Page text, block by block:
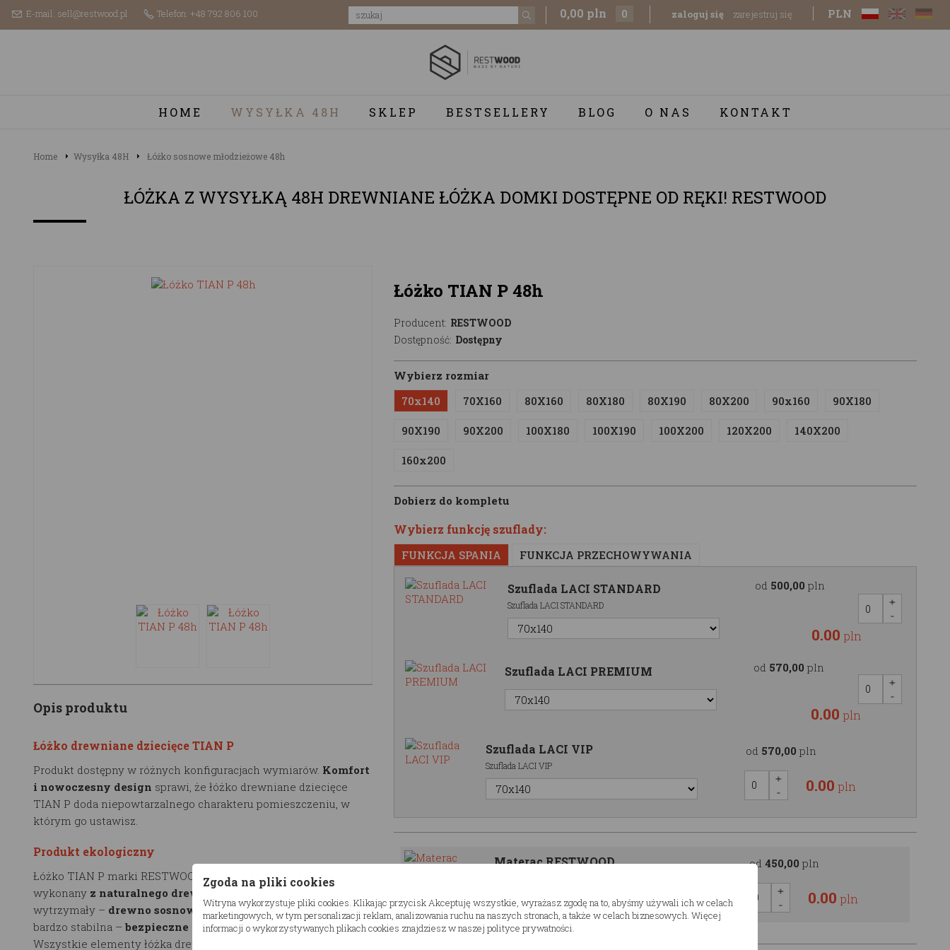
E-mail: sell@restwood.pl Telefon: +48 792 806 100 0,00 pln 0 zaloguj się zarejestruj się PLN
HOME WYSYŁKA 48H SKLEP BESTSELLERY BLOG O NAS KONTAKT
Home Wysyłka 48H Łóżko sosnowe młodzieżowe 48h
ŁÓŻKA Z WYSYŁKĄ 48H DREWNIANE ŁÓŻKA DOMKI DOSTĘPNE OD RĘKI! RESTWOOD
Opis produktu
Łóżko drewniane dziecięce TIAN P
Produkt dostępny w różnych konfiguracjach wymiarów. Komfort
i nowoczesny design sprawi, że łóżko drewniane dziecięce
TIAN P doda niepowtarzalnego charakteru pomieszczeniu, w
którym go ustawisz.
Produkt ekologiczny
Łóżko TIAN P marki RESTWOOD to ekologiczny produkt,
wykonany z naturalnego drewna. Użyty materiał jest bardzo
wytrzymały – drewno sosnowe, klejone.Konstrukcja jest
bardzo stabilna – bezpieczne obciążenie wynosi do 100 kg.
Wszystkie elementy łóżka drewnianego dziecięcego są
Łóżko TIAN P 48h
Producent: RESTWOOD
Dostępność: Dostępny
Wybierz rozmiar
70x140
70X160 80X160 80X180 80X190 80X200 90x160 90X180
90X190 90X200 100X180 100X190 100X200 120X200 140X200
160x200
Dobierz do kompletu
Wybierz funkcję szuflady:
FUNKCJA SPANIA FUNKCJA PRZECHOWYWANIA
Szuflada LACI STANDARD
Szuflada LACI STANDARD
od 500,00 pln
0.00 pln
Szuflada LACI PREMIUM od 570,00 pln
0.00 pln
Szuflada LACI VIP
Szuflada LACI VIP
od 570,00 pln
0.00 pln
Materac RESTWOOD od450,00 pln
0.00 pln
Zgoda na pliki cookies
Witryna wykorzystuje pliki cookies. Klikając przycisk Akceptuję wszystkie, wyrażasz zgodę na to, abyśmy używali ich w celach
marketingowych, w tym personalizacji reklam, analizowania ruchu na naszych stronach, a także w celach biznesowych. Więcej
informacji o wykorzystywanych plikach cookies znajdziesz w naszej polityce prywatności.